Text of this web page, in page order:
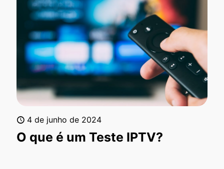
4 de junho de 2024
O que é um Teste IPTV?